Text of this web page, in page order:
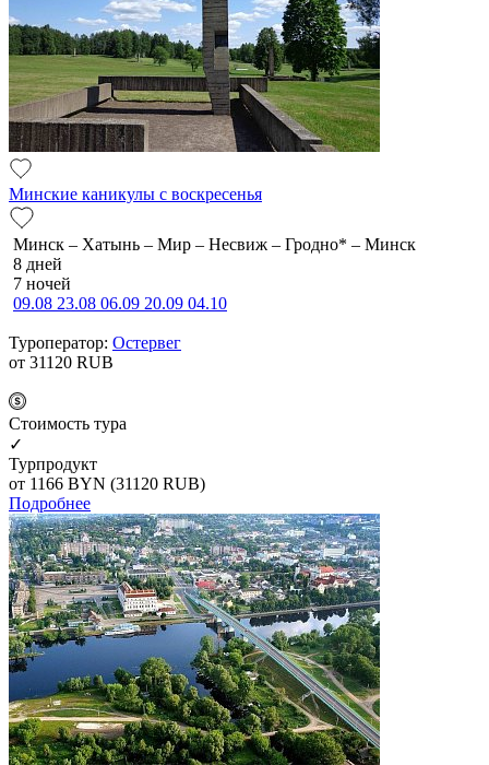
Минские каникулы с воскресенья
Минск – Хатынь – Мир – Несвиж – Гродно* – Минск
8 дней
7 ночей
09.08 23.08 06.09 20.09 04.10
Туроператор: Остервег
от 31120 RUB
Cтоимость тура
✓
Турпродукт
от 1166 BYN (31120 RUB)
Подробнее